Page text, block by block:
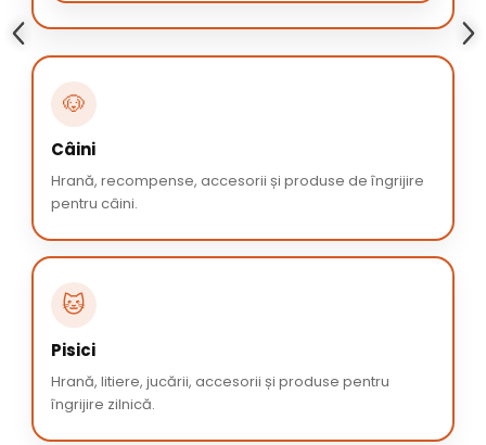
🐶
Câini
Hrană, recompense, accesorii și produse de îngrijire
pentru câini.
🐱
Pisici
Hrană, litiere, jucării, accesorii și produse pentru
îngrijire zilnică.